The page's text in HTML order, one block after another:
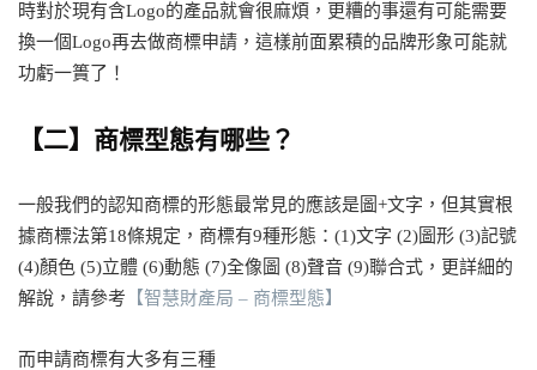
時對於現有含Logo的產品就會很麻煩，更糟的事還有可能需要
換一個Logo再去做商標申請，這樣前面累積的品牌形象可能就
功虧一簣了！
【二】商標型態有哪些？
一般我們的認知商標的形態最常見的應該是圖+文字，但其實根
據商標法第18條規定，商標有9種形態：(1)文字 (2)圖形 (3)記號
(4)顏色 (5)立體 (6)動態 (7)全像圖 (8)聲音 (9)聯合式，更詳細的
解說，請參考 【智慧財產局 – 商標型態】
而申請商標有大多有三種